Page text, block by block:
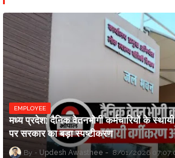
EMPLOYEE
मध्य प्रदेश: दैनिक वेतनभोगी कर्मचारियों के
पर सरकार का बड़ा स्पष्टीकरण
Updesh Awasthee 8/01/2026